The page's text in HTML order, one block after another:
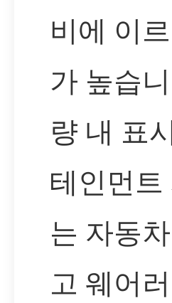
비에 이
가 높습
량 내 표
테인먼
는 자동
고 웨어